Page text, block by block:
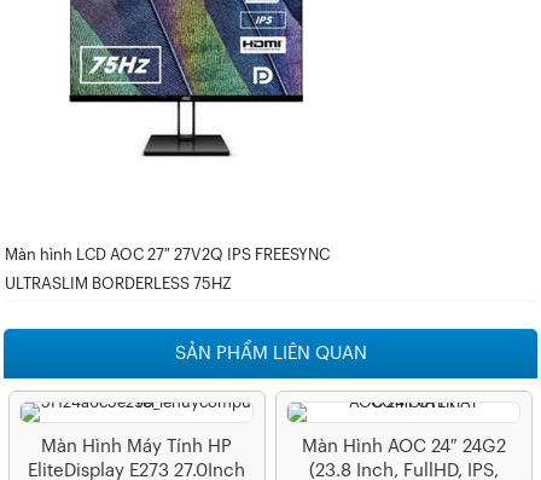
Màn hình LCD AOC 27″ 27V2Q IPS FREESYNC
ULTRASLIM BORDERLESS 75HZ
SẢN PHẨM LIÊN QUAN
Màn Hình Máy Tính HP
EliteDisplay E273 27.0Inch
Màn Hình AOC 24″ 24G2
(23.8 Inch, FullHD, IPS,